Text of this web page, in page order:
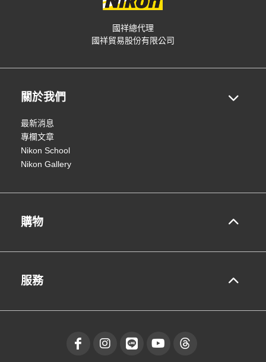
國祥總代理
國祥貿易股份有限公司
關於我們
最新消息
專欄文章
Nikon School
Nikon Gallery
購物
服務